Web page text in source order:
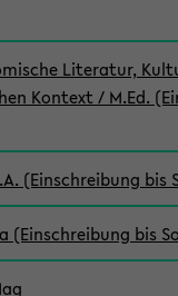
Literatur,
Kontext / M.Ed.
(Einschreibung bis
(Einschreibung bis